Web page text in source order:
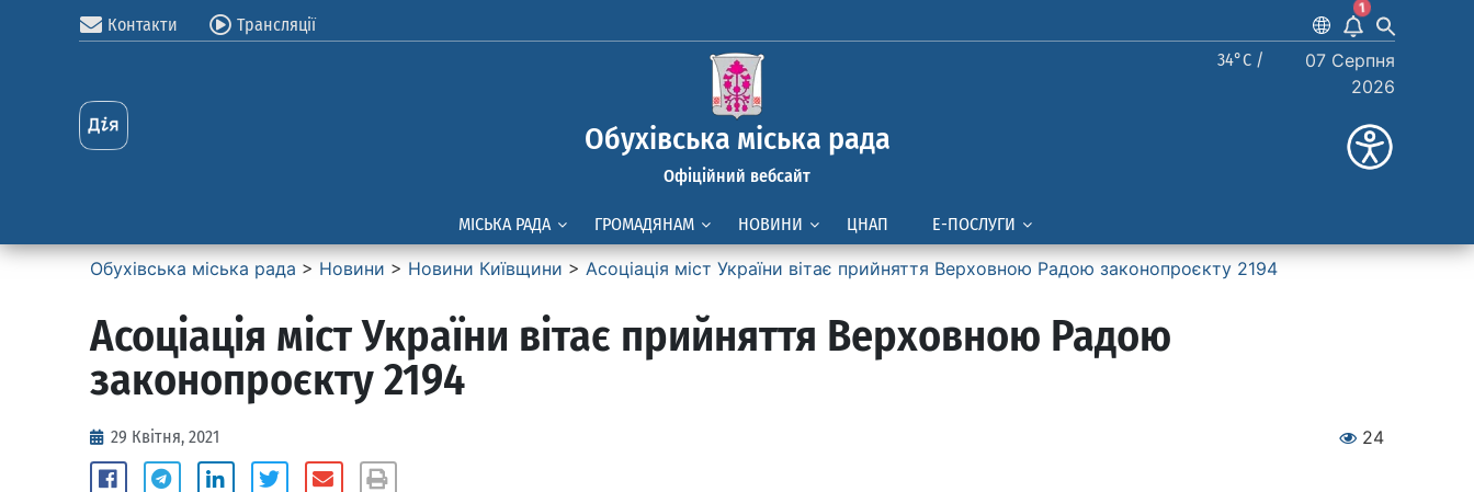
Контакти Трансляції 1
Обухівська міська рада
Офіційний вебсайт
34°C /
07 Серпня
2026
МІСЬКА РАДА ГРОМАДЯНАМ НОВИНИ ЦНАП Е-ПОСЛУГИ
Обухівська міська рада > Новини > Новини Київщини > Асоціація міст України вітає прийняття Верховною Радою законопроєкту 2194
Асоціація міст України вітає прийняття Верховною Радою
законопроєкту 2194
29 Квітня, 2021 24